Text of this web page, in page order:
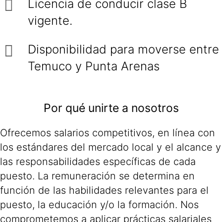
Licencia de conducir clase B
vigente.
Disponibilidad para moverse entre
Temuco y Punta Arenas
Por qué unirte a nosotros
Ofrecemos salarios competitivos, en línea con
los estándares del mercado local y el alcance y
las responsabilidades específicas de cada
puesto. La remuneración se determina en
función de las habilidades relevantes para el
puesto, la educación y/o la formación. Nos
comprometemos a aplicar prácticas salariales